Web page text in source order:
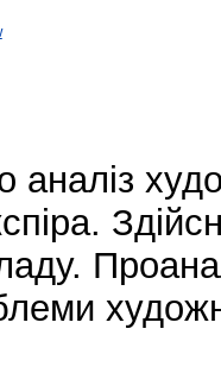
аналіз